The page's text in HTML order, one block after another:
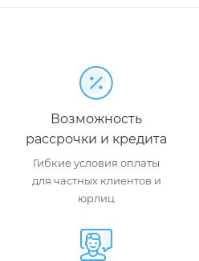
Возможность
рассрочки и кредита
Гибкие условия оплаты
для частных клиентов и
юрлиц